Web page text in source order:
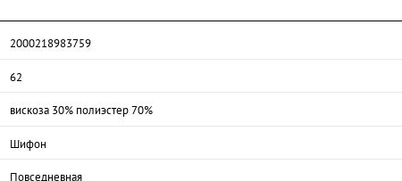
2000218983759
62
вискоза 30% полиэстер 70%
Шифон
Повседневная